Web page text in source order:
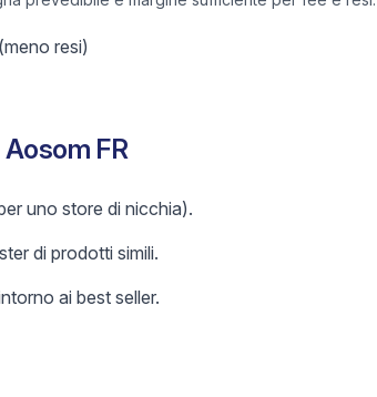
resi)
FR
uno store di nicchia).
di prodotti simili.
ai best seller.